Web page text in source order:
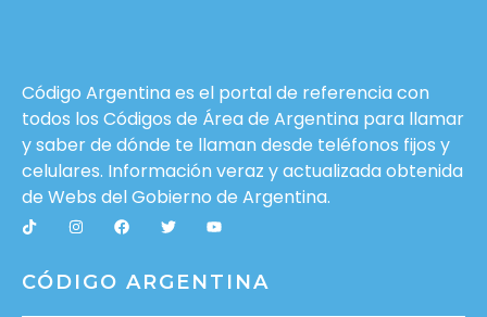
Código Argentina es el portal de referencia con
todos los Códigos de Área de Argentina para llamar
y saber de dónde te llaman desde teléfonos fijos y
celulares. Información veraz y actualizada obtenida
de Webs delGobierno de Argentina.
CÓDIGO ARGENTINA